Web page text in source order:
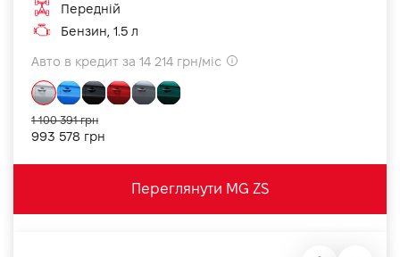
Передній
Бензин, 1.5 л
Авто в кредит за 14 214 грн/міс
993 578 грн
1 100 391 грн
Переглянути MG ZS